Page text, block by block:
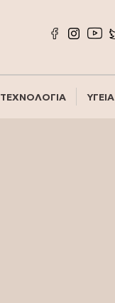
ΤΕΧΝΟΛΟΓΙΑ ΥΓΕΙΑ